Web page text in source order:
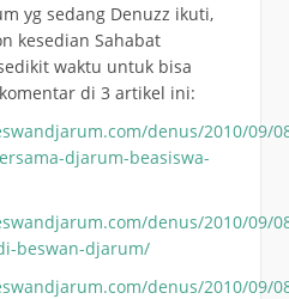
yg sedang Denuzz ikuti,
kesedian Sahabat
waktu untuk bisa
di 3 artikel ini:
denus/2010/09/
djarum-beasiswa-
denus/2010/09/
beswan-djarum/
denus/2010/09/